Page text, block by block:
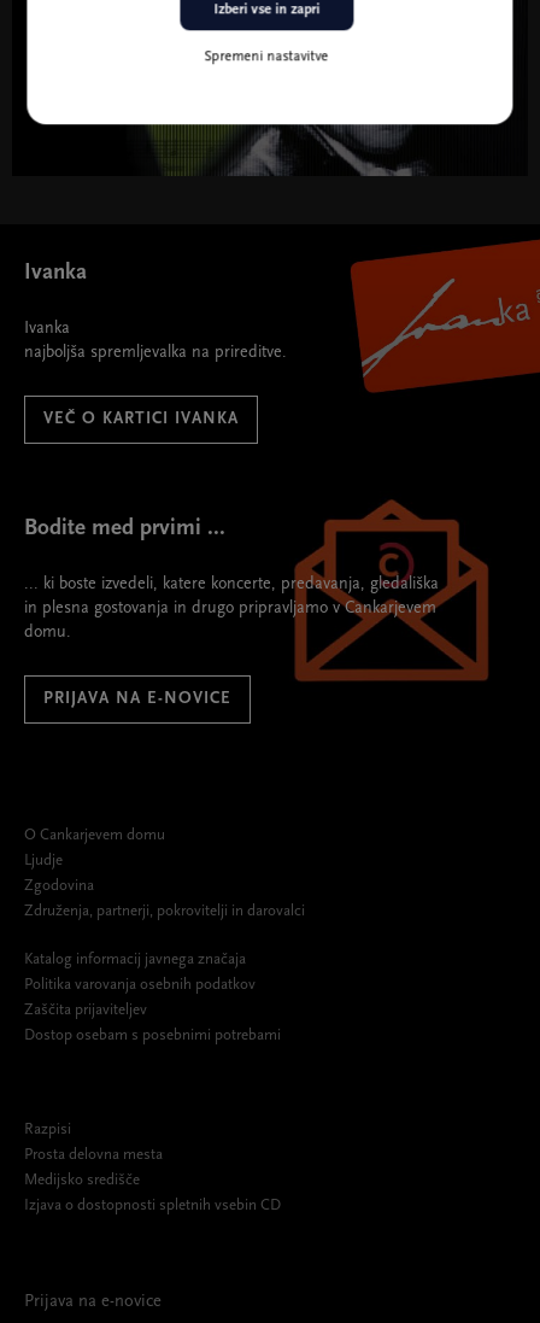
15. jul. 2025 - 15. jun. 2026
Ivanka
Ivanka
najboljša spremljevalka na prireditve.
VEČ O KARTICI IVANKA
Bodite med prvimi ...
... ki boste izvedeli, katere koncerte, predavanja, gledališka
in plesna gostovanja in drugo pripravljamo v Cankarjevem
domu.
PRIJAVA NA E-NOVICE
O Cankarjevem domu
Ljudje
Zgodovina
Združenja, partnerji, pokrovitelji in darovalci
Katalog informacij javnega značaja
Politika varovanja osebnih podatkov
Zaščita prijaviteljev
Dostop osebam s posebnimi potrebami
Razpisi
Prosta delovna mesta
Medijsko središče
Izjava o dostopnosti spletnih vsebin CD
Prijava na e-novice
Spremeni nastavitve
Izberi vse in zapri